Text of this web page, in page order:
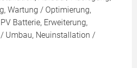
Wartung / Optimierung,
Batterie, Erweiterung,
/ Umbau, Neuinstallation /